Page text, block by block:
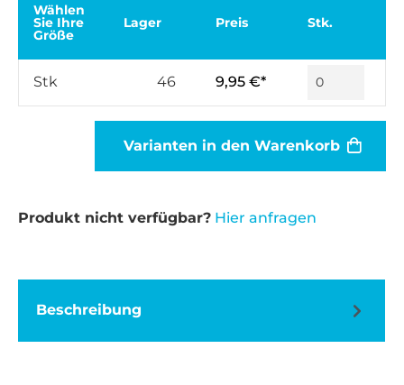
Wählen
Sie Ihre
Größe
Lager Preis Stk.
Stk 46 9,95 €*
Varianten in den Warenkorb
Produkt nicht verfügbar? Hier anfragen
Beschreibung